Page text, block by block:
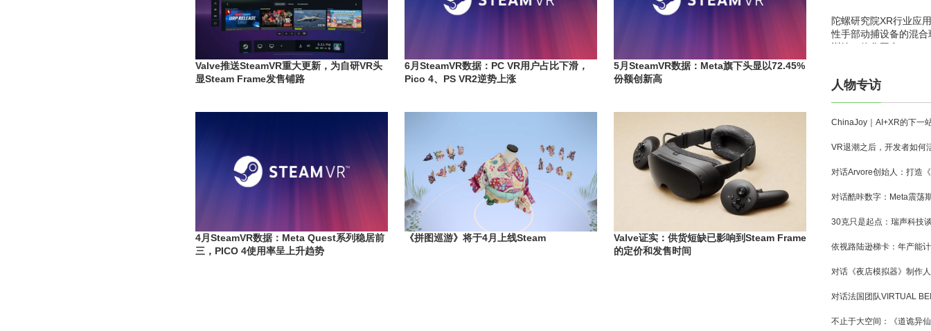
Valve推送SteamVR重大更新，为自研VR头
显Steam Frame发售铺路
6月SteamVR数据：PC VR用户占比下滑，
Pico 4、PS VR2逆势上涨
5月SteamVR数据：Meta旗下头显以72.45%
份额创新高
4月SteamVR数据：Meta Quest系列稳居前
三，PICO 4使用率呈上升趋势
《拼图巡游》将于4月上线Steam
Valve证实：供货短缺已影响到Steam Frame
的定价和发售时间
陀螺研究院XR行业应
性手部动捕设备的混
训练一体化平台
人物专访